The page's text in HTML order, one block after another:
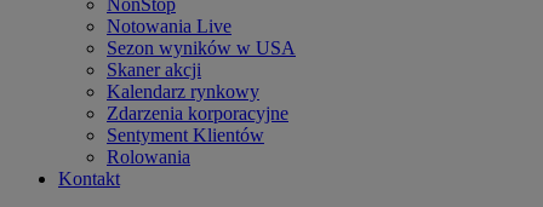
Notowania Live
Sezon wyników w USA
Skaner akcji
Kalendarz rynkowy
Zdarzenia korporacyjne
Sentyment Klientów
Rolowania
Kontakt